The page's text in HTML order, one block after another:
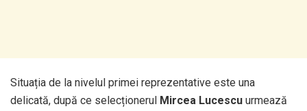
Situația de la nivelul primei reprezentative este una
delicată, după ce selecționerul Mircea Lucescu urmează